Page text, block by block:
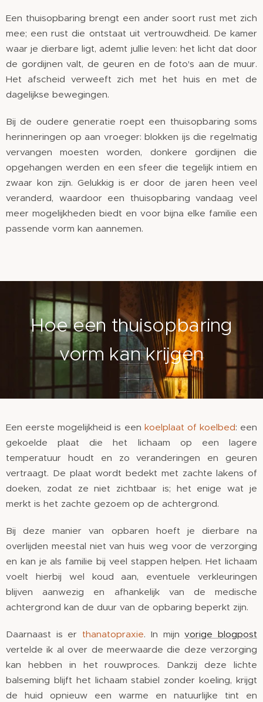
Een thuisopbaring brengt een ander soort rust met zich
mee; een rust die ontstaat uit vertrouwdheid. De kamer
waar je dierbare ligt, ademt jullie leven: het licht dat door
de gordijnen valt, de geuren en de foto's aan de muur.
Het afscheid verweeft zich met het huis en met de
dagelijkse bewegingen.
Bij de oudere generatie roept een thuisopbaring soms
herinneringen op aan vroeger: blokken ijs die regelmatig
vervangen moesten worden, donkere gordijnen die
opgehangen werden en een sfeer die tegelijk intiem en
zwaar kon zijn. Gelukkig is er door de jaren heen veel
veranderd, waardoor een thuisopbaring vandaag veel
meer mogelijkheden biedt en voor bijna elke familie een
passende vorm kan aannemen.
Hoe een thuisopbaring
vorm kan krijgen
Een eerste mogelijkheid is een koelplaat of koelbed: een
gekoelde plaat die het lichaam op een lagere
temperatuur houdt en zo veranderingen en geuren
vertraagt. De plaat wordt bedekt met zachte lakens of
doeken, zodat ze niet zichtbaar is; het enige wat je
merkt is het zachte gezoem op de achtergrond.
Bij deze manier van opbaren hoeft je dierbare na
overlijden meestal niet van huis weg voor de verzorging
en kan je als familie bij veel stappen helpen. Het lichaam
voelt hierbij wel koud aan, eventuele verkleuringen
blijven aanwezig en afhankelijk van de medische
achtergrond kan de duur van de opbaring beperkt zijn.
Daarnaast is er thanatopraxie. In mijnvorige blogpost
vertelde ik al over de meerwaarde die deze verzorging
kan hebben in het rouwproces. Dankzij deze lichte
balseming blijft het lichaam stabiel zonder koeling, krijgt
de huid opnieuw een warme en natuurlijke tint en